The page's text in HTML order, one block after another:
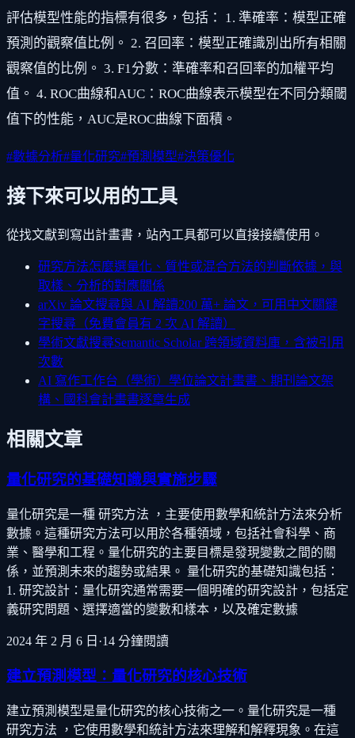
評估模型性能的指標有很多，包括： 1. 準確率：模型正確
預測的觀察值比例。 2. 召回率：模型正確識別出所有相關
觀察值的比例。 3. F1分數：準確率和召回率的加權平均
值。 4. ROC曲線和AUC：ROC曲線表示模型在不同分類閾
值下的性能，AUC是ROC曲線下面積。
#數據分析#量化研究#預測模型#決策優化
接下來可以用的工具
從找文獻到寫出計畫書，站內工具都可以直接接續使用。
研究方法怎麼選量化、質性或混合方法的判斷依據，與
取樣、分析的對應關係
arXiv 論文搜尋與 AI 解讀200 萬+ 論文，可用中文關鍵
字搜尋（免費會員有 2 次 AI 解讀）
學術文獻搜尋Semantic Scholar 跨領域資料庫，含被引用
次數
AI 寫作工作台（學術） 學位論文計畫書、期刊論文架
構、國科會計畫書逐章生成
相關文章
量化研究的基礎知識與實施步驟
量化研究是一種 研究方法 ，主要使用數學和統計方法來分析
數據。這種研究方法可以用於各種領域，包括社會科學、商
業、醫學和工程。量化研究的主要目標是發現變數之間的關
係，並預測未來的趨勢或結果。 量化研究的基礎知識包括：
1. 研究設計：量化研究通常需要一個明確的研究設計，包括定
義研究問題、選擇適當的變數和樣本，以及確定數據
2024 年 2 月 6 日 ·14 分鐘閱讀
建立預測模型：量化研究的核心技術
建立預測模型是量化研究的核心技術之一。量化研究是一種
研究方法 ，它使用數學和統計方法來理解和解釋現象。在這